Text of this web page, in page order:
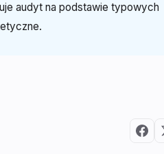
audyt na podstawie typowych